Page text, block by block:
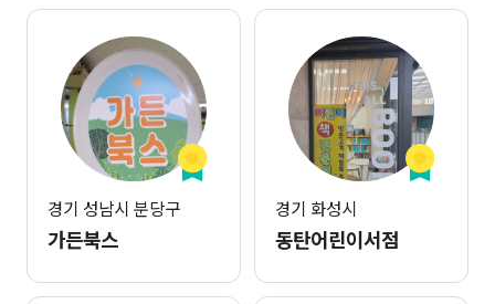
경기 성남시 분당구
가든북스
경기 화성시
동탄어린이서점